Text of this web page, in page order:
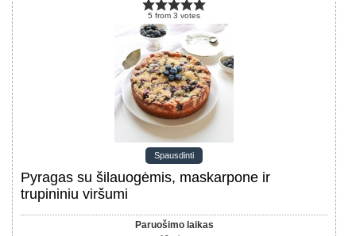
5 from 3 votes
Spausdinti
Pyragas su šilauogėmis, maskarpone ir
trupininiu viršumi
Paruošimo laikas